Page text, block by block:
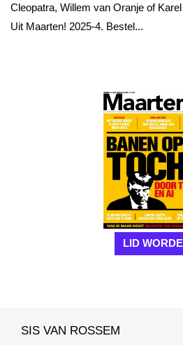
Cleopatra, Willem van Oranje of
Uit Maarten! 2025-4. Bestel...
LID
SIS VAN ROSSEM